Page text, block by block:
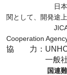
日
関として、開発途
JICA（ジャ
Cooperation
協 力：
一般社団法
国連